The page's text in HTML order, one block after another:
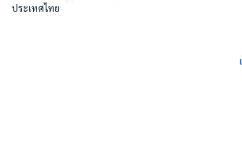
ประเทศไทย